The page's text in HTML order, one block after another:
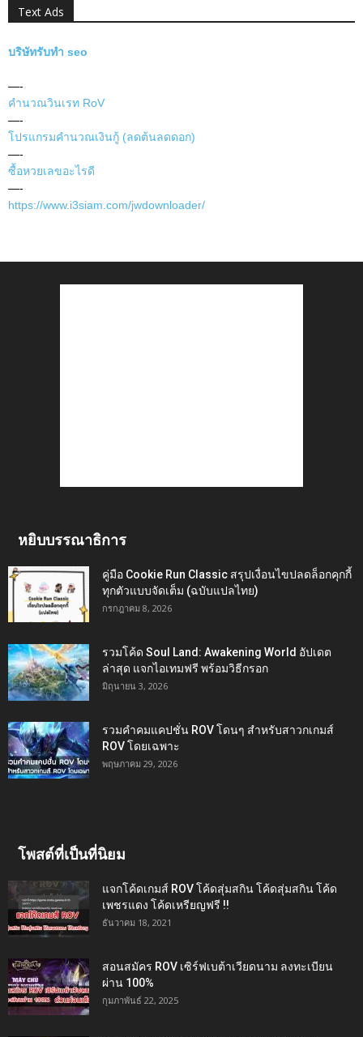
Text Ads
บริษัทรับทำ seo
—-
คำนวณวินเรท RoV
—-
โปรแกรมคำนวณเงินกู้ (ลดต้นลดดอก)
—-
ซื้อหวยเลขอะไรดี
—-
https://www.i3siam.com/jwdownloader/
หยิบบรรณาธิการ
คู่มือ Cookie Run Classic สรุปเงื่อนไขปลดล็อกคุกกี้
ทุกตัวแบบจัดเต็ม (ฉบับแปลไทย)
กรกฎาคม 8, 2026
รวมโค้ด Soul Land: Awakening World อัปเดต
ล่าสุด แจกไอเทมฟรี พร้อมวิธีกรอก
มิถุนายน 3, 2026
รวมคำคมแคปชั่น ROV โดนๆ สำหรับสาวกเกมส์
ROV โดยเฉพาะ
พฤษภาคม 29, 2026
โพสต์ที่เป็นที่นิยม
แจกโค้ดเกมส์ ROV โค้ดสุ่มสกิน โค้ดสุ่มสกิน โค้ด
เพชรแดง โค้ดเหรียญฟรี !!
ธันวาคม 18, 2021
สอนสมัคร ROV เซิร์ฟเบต้าเวียดนาม ลงทะเบียน
ผ่าน 100%
กุมภาพันธ์ 22, 2025